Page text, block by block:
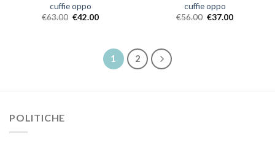
cuffie oppo
€63.00 €42.00
cuffie oppo
€56.00 €37.00
1 2
POLITICHE